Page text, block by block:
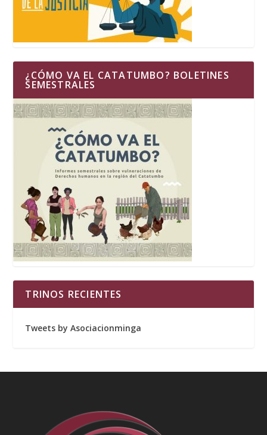
¿CÓMO VA EL CATATUMBO? BOLETINES
SEMESTRALES
TRINOS RECIENTES
Tweets by Asociacionminga